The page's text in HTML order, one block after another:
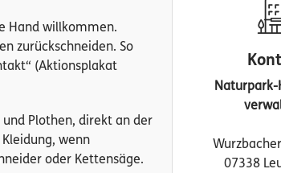
Hand willkommen.
zurückschneiden. So
(Aktionsplakat
Plothen, direkt an der
wenn
oder Kettensäge.
Naturpark-
07338